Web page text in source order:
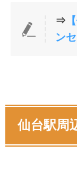
⇒
ン
仙台駅周